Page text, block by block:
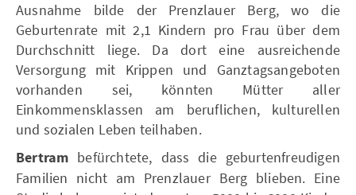
Ausnahme bilde der Prenzlauer Berg, wo die
Geburtenrate mit 2,1 Kindern pro Frau über dem
Durchschnitt liege. Da dort eine ausreichende
Versorgung mit Krippen und Ganztagsangeboten
vorhanden sei, könnten Mütter aller
Einkommensklassen am beruflichen, kulturellen
und sozialen Leben teilhaben.
Bertram befürchtete, dass die geburtenfreudigen
Familien nicht am Prenzlauer Berg blieben. Eine